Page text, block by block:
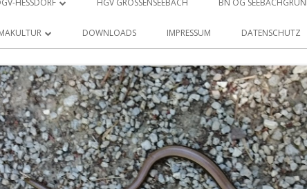
HESSDORF
VORSTAND
SPENDEN
HGV GROSSENSEEBACH BN OG
PUFFERZONE
HOTSPOTS
ERTRAGSZONE
DOWNLOADS IMPRESSUM DATENSCHUTZ